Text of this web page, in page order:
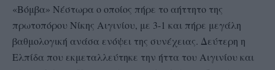
«Βόμβα» Νέστωρα ο οποίος πήρε το αήττητο της
πρωτοπόρου Νίκης Αιγινίου, με 3-1 και πήρε μεγάλη
βαθμολογική ανάσα ενόψει της συνέχειας. Δεύτερη η
Ελπίδα που εκμεταλλεύτηκε την ήττα του Αιγινίου και